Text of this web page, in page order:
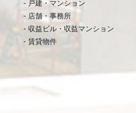
戸建・マンション
店舗・事務所
収益ビル・収益マンション
賃貸物件